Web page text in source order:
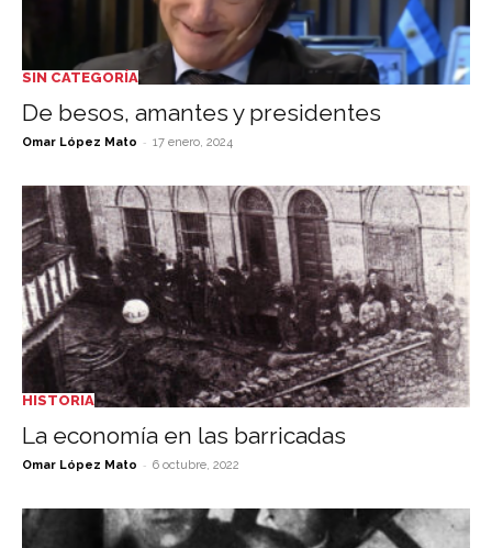
SIN CATEGORÍA
De besos, amantes y presidentes
Omar López Mato - 17 enero, 2024
HISTORIA
La economía en las barricadas
Omar López Mato - 6 octubre, 2022